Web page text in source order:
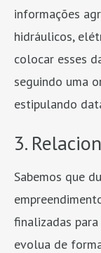
informações
hidráulicos,
colocar esses
seguindo uma
estipulando
3.
Sabemos que
finalizadas
evolua de